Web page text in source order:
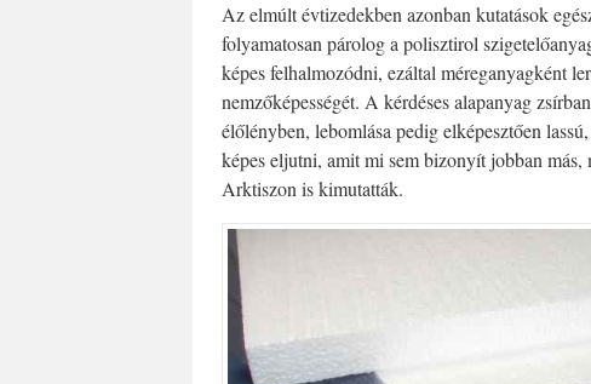
Az elmúlt évtizedekben azonban kutatások
folyamatosan párolog a polisztirol
képes felhalmozódni, ezáltal méreganyagként
nemzőképességét. A kérdéses alapanyag
élőlényben, lebomlása pedig elképesztően
képes eljutni, amit mi sem bizonyít jobban más,
Arktiszon is kimutatták.